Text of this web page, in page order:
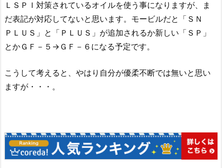
ＬＳＰＩ対策されているオイルを使う事になりますが、ま
だ表記が対応してないと思います。モービルだと「ＳＮ
ＰＬＵＳ」と「ＰＬＵＳ」が追加されるか新しい「ＳＰ」
とかＧＦ－５→ＧＦ－６になる予定です。
こうして考えると、やはり自分が優柔不断では無いと思い
ますが・・・。